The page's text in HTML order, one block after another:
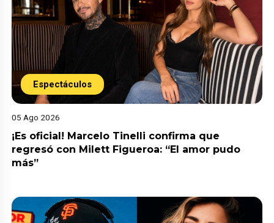
Espectáculos
05 Ago 2026
¡Es oficial! Marcelo Tinelli confirma que
regresó con Milett Figueroa: “El amor pudo
más”